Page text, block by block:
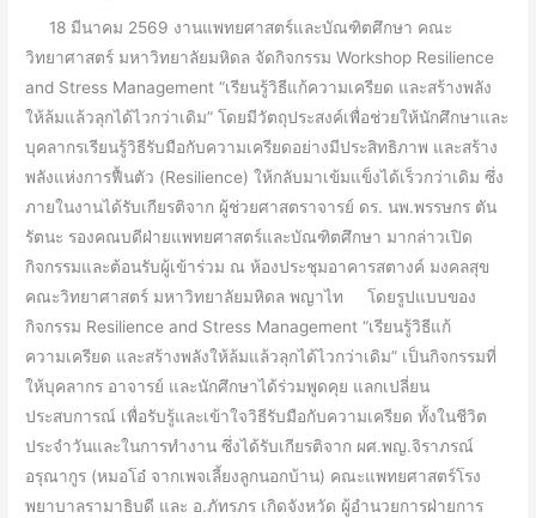
18 มีนาคม 2569 งานแพทยศาสตร์และบัณฑิตศึกษา คณะ
วิทยาศาสตร์ มหาวิทยาลัยมหิดล จัดกิจกรรม Workshop Resilience
and Stress Management “เรียนรู้วิธีแก้ความเครียด และสร้างพลัง
ให้ล้มแล้วลุกได้ไวกว่าเดิม” โดยมีวัตถุประสงค์เพื่อช่วยให้นักศึกษาและ
บุคลากรเรียนรู้วิธีรับมือกับความเครียดอย่างมีประสิทธิภาพ และสร้าง
พลังแห่งการฟื้นตัว (Resilience) ให้กลับมาเข้มแข็งได้เร็วกว่าเดิม ซึ่ง
ภายในงานได้รับเกียรติจาก ผู้ช่วยศาสตราจารย์ ดร. นพ.พรรษกร ตัน
รัตนะ รองคณบดีฝ่ายแพทยศาสตร์และบัณฑิตศึกษา มากล่าวเปิด
กิจกรรมและต้อนรับผู้เข้าร่วม ณ ห้องประชุมอาคารสตางค์ มงคลสุข
คณะวิทยาศาสตร์ มหาวิทยาลัยมหิดล พญาไท โดยรูปแบบของ
กิจกรรม Resilience and Stress Management “เรียนรู้วิธีแก้
ความเครียด และสร้างพลังให้ล้มแล้วลุกได้ไวกว่าเดิม” เป็นกิจกรรมที่
ให้บุคลากร อาจารย์ และนักศึกษาได้ร่วมพูดคุย แลกเปลี่ยน
ประสบการณ์ เพื่อรับรู้และเข้าใจวิธีรับมือกับความเครียด ทั้งในชีวิต
ประจำวันและในการทำงาน ซึ่งได้รับเกียรติจาก ผศ.พญ.จิราภรณ์
อรุณากูร (หมอโอ๋ จากเพจเลี้ยงลูกนอกบ้าน) คณะแพทยศาสตร์โรง
พยาบาลรามาธิบดี และ อ.ภัทรภร เกิดจังหวัด ผู้อำนวยการฝ่ายการ
“เรียน
รู้
วิธี
แก้
ความเครียด
และ
สร้าง
พลัง
ให้
ล้ม
แล้ว
ลุก
ได้
ไว
กว่า
เดิม”